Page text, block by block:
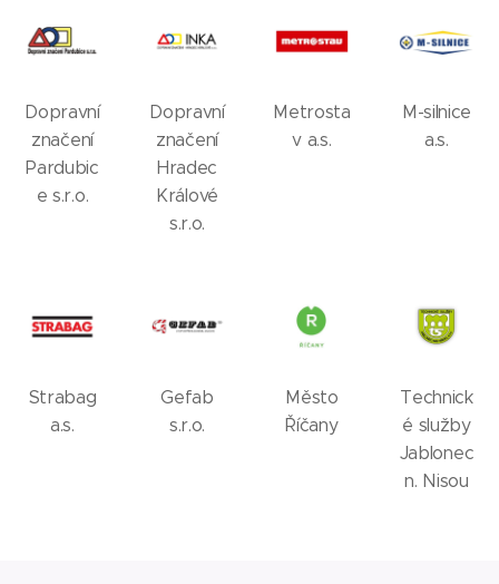
Dopravní
značení
Pardubic
e s.r.o.
Dopravní
značení
Hradec
Králové
s.r.o.
Metrosta
v a.s.
M-silnice
a.s.
Strabag
a.s.
Gefab
s.r.o.
Město
Říčany
Technick
é služby
Jablonec
n. Nisou